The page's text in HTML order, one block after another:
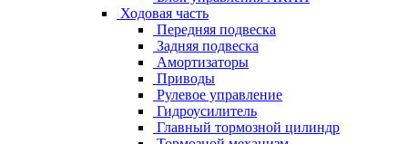
Ходовая часть
Передняя подвеска
Задняя подвеска
Амортизаторы
Приводы
Рулевое управление
Гидроусилитель
Главный тормозной цилиндр